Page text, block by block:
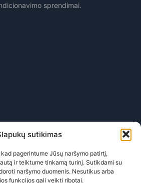
sutikimas
pagerintume Jūsų naršymo patirtį,
ir teiktume tinkamą turinį. Sutikdami su
naršymo duomenis. Nesutikus arba
funkcijos gali veikti ribotai.
sprendimai.